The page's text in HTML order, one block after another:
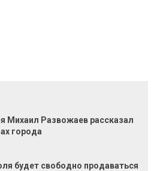
Михаил Развожаев рассказал
города
будет свободно продаваться